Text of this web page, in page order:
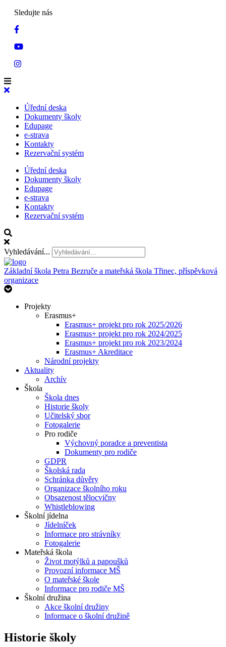
Sledujte nás
Úřední deska
Dokumenty školy
Edupage
e-strava
Kontakty
Rezervační systém
Úřední deska
Dokumenty školy
Edupage
e-strava
Kontakty
Rezervační systém
Vyhledávání...
Základní škola Petra Bezruče a mateřská škola Třinec, příspěvková
organizace
Projekty
Erasmus+
Erasmus+ projekt pro rok 2025/2026
Erasmus+ projekt pro rok 2024/2025
Erasmus+ projekt pro rok 2023/2024
Erasmus+ Akreditace
Národní projekty
Aktuality
Archív
Škola
Škola dnes
Historie školy
Učitelský sbor
Fotogalerie
Pro rodiče
Výchovný poradce a preventista
Dokumenty pro rodiče
GDPR
Školská rada
Schránka důvěry
Organizace školního roku
Obsazenost tělocvičny
Whistleblowing
Školní jídelna
Jídelníček
Informace pro strávníky
Fotogalerie
Mateřská škola
Život motýlků a papoušků
Provozní informace MŠ
O mateřské škole
Informace pro rodiče MŠ
Školní družina
Akce školní družiny
Informace o školní družině
Historie školy